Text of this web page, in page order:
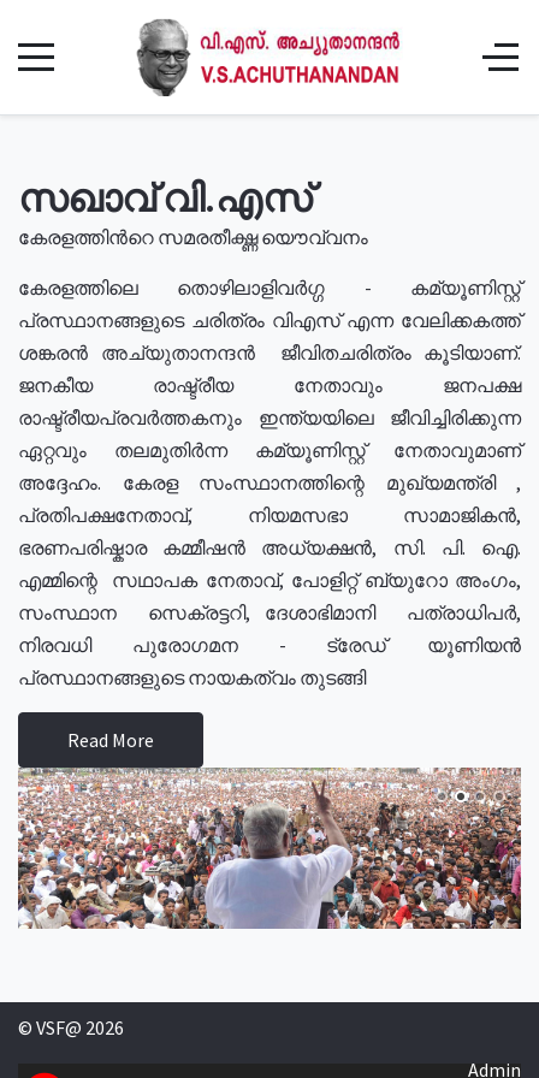
സഖാവ് വി.എസ്
കേരളത്തിൻറെ സമരതീക്ഷ്ണ യൌവ്വനം
കേരളത്തിലെ തൊഴിലാളിവർഗ്ഗ - കമ്യൂണിസ്റ്റ്
പ്രസ്ഥാനങ്ങളുടെ ചരിത്രം വിഎസ് എന്ന വേലിക്കകത്ത്
ശങ്കരൻ അച്യുതാനന്ദൻ ജീവിതചരിത്രം കൂടിയാണ്.
ജനകീയ രാഷ്ട്രീയ നേതാവും ജനപക്ഷ
രാഷ്ട്രീയപ്രവർത്തകനും ഇന്ത്യയിലെ ജീവിച്ചിരിക്കുന്ന
ഏറ്റവും തലമുതിർന്ന കമ്യൂണിസ്റ്റ് നേതാവുമാണ്
അദ്ദേഹം. കേരള സംസ്ഥാനത്തിന്റെ മുഖ്യമന്ത്രി ,
പ്രതിപക്ഷനേതാവ്, നിയമസഭാ സാമാജികൻ,
ഭരണപരിഷ്കാര കമ്മീഷൻ അധ്യക്ഷൻ, സി. പി. ഐ.
എമ്മിന്റെ സഥാപക നേതാവ്, പോളിറ്റ് ബ്യുറോ അംഗം,
സംസ്ഥാന സെക്രട്ടറി, ദേശാഭിമാനി പത്രാധിപർ,
നിരവധി പുരോഗമന - ട്രേഡ് യൂണിയൻ
പ്രസ്ഥാനങ്ങളുടെ നായകത്വം തുടങ്ങി
Read More
© VSF@ 2026
Admin